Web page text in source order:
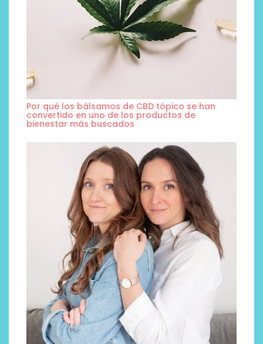
Por qué los bálsamos de CBD tópico se han
convertido en uno de los productos de
bienestar más buscados